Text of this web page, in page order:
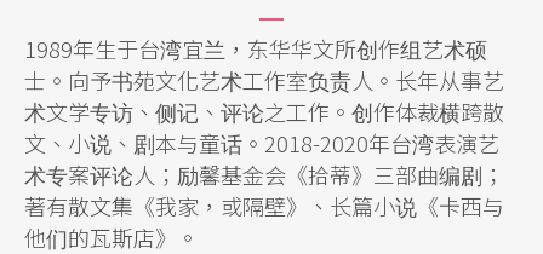
1989年生于台湾宜兰，东华华文所创作组艺术硕
士。向予书苑文化艺术工作室负责人。长年从事艺
术文学专访、侧记、评论之工作。创作体裁横跨散
文、小说、剧本与童话。2018-2020年台湾表演艺
术专案评论人；励馨基金会《拾蒂》三部曲编剧；
著有散文集《我家，或隔壁》、长篇小说《卡西与
他们的瓦斯店》。